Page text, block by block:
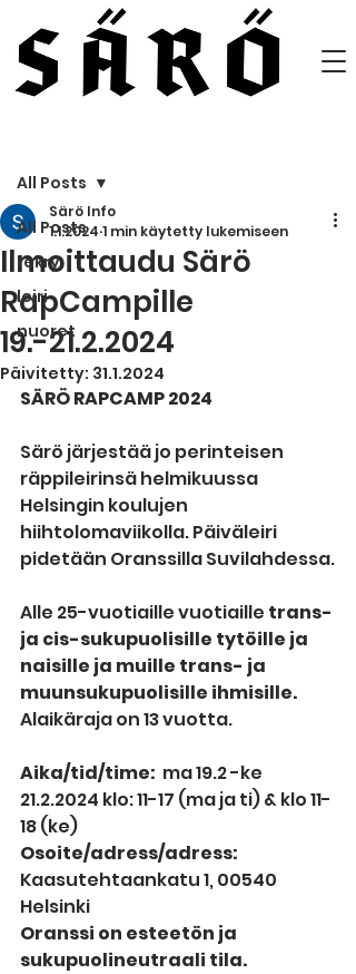
All Posts
rekry
leiri
nuoret
All Posts
Ilmoittaudu Särö
RapCampille
19.-21.2.2024
Särö Info
1.1.2024 1 min käytetty lukemiseen
Päivitetty: 31.1.2024
SÄRÖ RAPCAMP 2024
Särö järjestää jo perinteisen
räppileirinsä helmikuussa
Helsingin koulujen
hiihtolomaviikolla. Päiväleiri
pidetään Oranssilla Suvilahdessa.
Alle 25-vuotiaille vuotiaille trans-
ja cis-sukupuolisille tytöille ja
naisille ja muille trans- ja
muunsukupuolisille ihmisille​.
Alaikäraja on 13 vuotta.
Aika/tid/time: ma 19.2 -ke
21.2.2024 klo: 11-17 (ma ja ti) & klo 11-
18 (ke)
Osoite/adress/adress:
Kaasutehtaankatu 1, 00540
Helsinki
Oranssi on esteetön ja
sukupuolineutraali tila.